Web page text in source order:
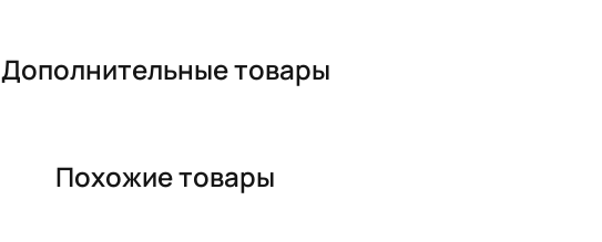
Дополнительные товары
Похожие товары